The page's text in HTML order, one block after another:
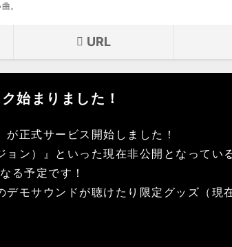
。
URL
始まりました！
正式サービス開始しました！
ン）』といった現在非公開となってい
る予定です！
モサウンドが聴けたり限定グッズ（現